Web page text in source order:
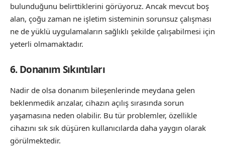
bulunduğunu belirttiklerini görüyoruz. Ancak mevcut boş
alan, çoğu zaman ne işletim sisteminin sorunsuz çalışması
ne de yüklü uygulamaların sağlıklı şekilde çalışabilmesi için
yeterli olmamaktadır.
6. Donanım Sıkıntıları
Nadir de olsa donanım bileşenlerinde meydana gelen
beklenmedik arızalar, cihazın açılış sırasında sorun
yaşamasına neden olabilir. Bu tür problemler, özellikle
cihazını sık sık düşüren kullanıcılarda daha yaygın olarak
görülmektedir.